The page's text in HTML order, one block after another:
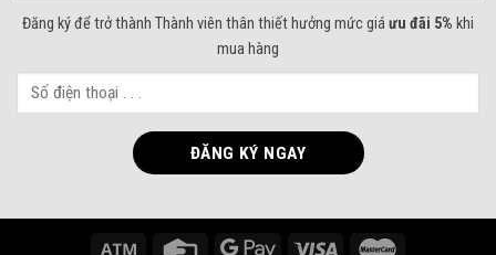
Đăng ký để trở thành Thành viên thân thiết hưởng mức giáưu đãi 5% khi
mua hàng